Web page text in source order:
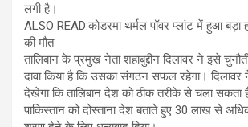
लगी है।
ALSO READ:कोडरमा थर्मल पॉवर प्लांट में हुआ बड़ा
की मौत
तालिबान के प्रमुख नेता शहाबुद्दीन दिलावर ने इसे
दावा किया है कि उसका संगठन सफल रहेगा। दिलावर
देखेगा कि तालिबान देश को ठीक तरीके से चला सकता
पाकिस्तान को दोस्ताना देश बताते हुए 30 लाख से